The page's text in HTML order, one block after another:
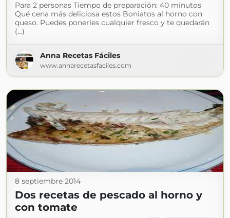
Para 2 personas Tiempo de preparación: 40 minutos
Qué cena más deliciosa estos Boniatos al horno con
queso. Puedes ponerles cualquier fresco y te quedarán
(...)
Anna Recetas Fáciles
www.annarecetasfaciles.com
8 septiembre 2014
Dos recetas de pescado al horno y
con tomate